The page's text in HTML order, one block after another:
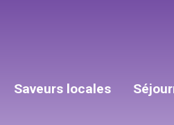
Saveurs locales